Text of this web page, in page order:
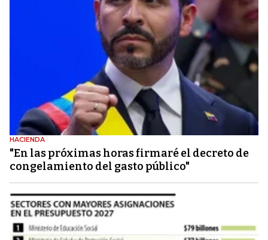
HACIENDA
"En las próximas horas firmaré el decreto de
congelamiento del gasto público"